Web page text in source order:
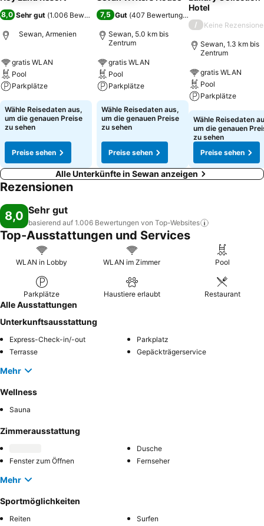
8,0 Sehr gut (1.006 Bewertungen)
Sewan, Armenien
gratis WLAN
Pool
Parkplätze
Wähle Reisedaten aus,
um die genauen Preise
zu sehen
Preise sehen
7,5 Gut (407 Bewertungen
Sewan, 5.0 km bis
Zentrum
gratis WLAN
Pool
Parkplätze
Wähle Reisedaten aus,
um die genauen Preise
zu sehen
Preise sehen
Hotel
/ Keine
Sewan, 1.3 km bis
Zentrum
gratis WLAN
Pool
Parkplätze
Wähle Reisedaten
um die genauen
zu sehen
Preise sehen
Alle Unterkünfte in Sewan anzeigen
Rezensionen
8,0 Sehr gut
basierend auf 1.006 Bewertungen von Top-Websites
Top-Ausstattungen und Services
WLAN in Lobby WLAN im Zimmer Pool
Parkplätze Haustiere erlaubt Restaurant
Alle Ausstattungen
Unterkunftsausstattung
Express-Check-in/-out
Parkplatz
Terrasse
Gepäckträgerservice
Mehr
Wellness
Sauna
Zimmerausstattung
Dusche
Fenster zum Öffnen
Fernseher
Mehr
Sportmöglichkeiten
Reiten
Surfen